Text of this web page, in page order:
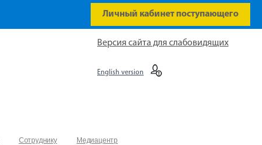
Личный кабинет поступающего
Сотруднику
Медиацентр
Версия сайта для слабовидящих
English version